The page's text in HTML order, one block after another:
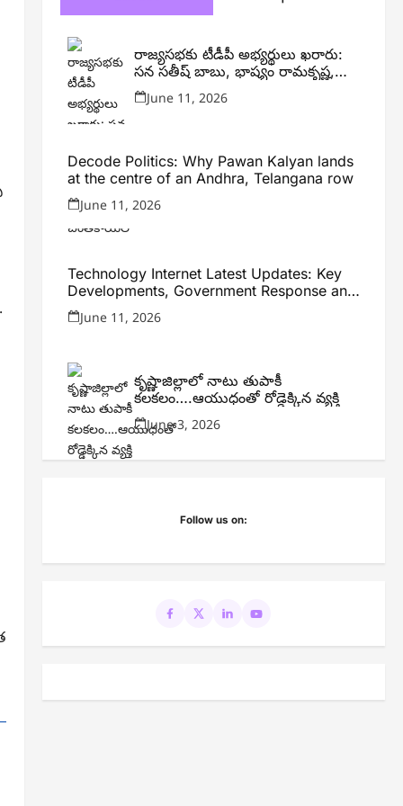
రాజ్యసభకు టీడీపీ అభ్యర్థులు ఖరారు:
సన సతీష్ బాబు, భాష్యం రామకృష్ణ,
విజయ్ చింతకాయల
June 11, 2026
Decode Politics: Why Pawan Kalyan lands
at the centre of an Andhra, Telangana row
June 11, 2026
Technology Internet Latest Updates: Key
Developments, Government Response and
Expert Analysis
June 11, 2026
కృష్ణాజిల్లాలో నాటు తుపాకీ
కలకలం….ఆయుధంతో రోడ్డెక్కిన వ్యక్తి
June 3, 2026
Follow us on: